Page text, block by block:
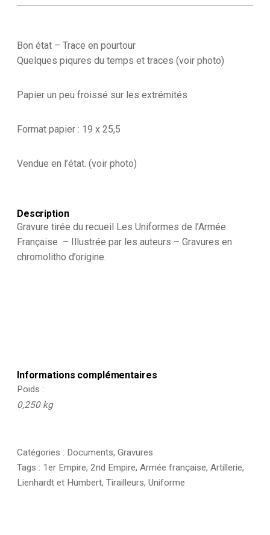
-
Uniformes
de
Française
-
-
Pl34
Dragons
1791
Bon état – Trace en pourtour
Quelques piqures du temps et traces (voir photo)
Papier un peu froissé sur les extrémités
Format papier : 19 x 25,5
Vendue en l’état. (voir photo)
Description
Gravure tirée du recueil Les Uniformes de l’Armée
Française – Illustrée par les auteurs – Gravures en
chromolitho d’origine.
Informations complémentaires
Poids
0,250 kg
Catégories : Documents, Gravures
Tags : 1er Empire, 2nd Empire, Armée française, Artillerie,
Lienhardt et Humbert, Tirailleurs, Uniforme